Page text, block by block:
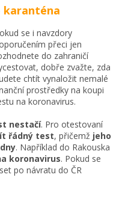
karanténa
se i navzdory
přeci jen
do zahraničí
dobře zvažte, zda
chtít vynaložit nemalé
prostředky na koupi
na koronavirus.
nestačí. Pro otestovaní
řádný test, přičemž jeho
. Například do Rakouska
koronavirus. Pokud se
po návratu do ČR